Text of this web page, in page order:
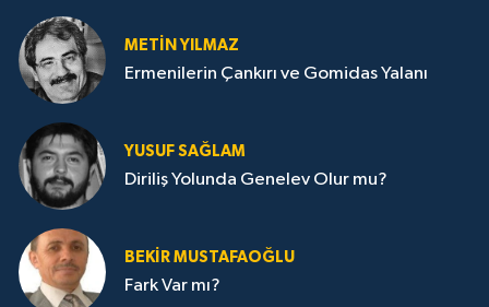
METIN YILMAZ
Ermenilerin Çankırı ve Gomidas Yalanı
YUSUF SAĞLAM
Diriliş Yolunda Genelev Olur mu?
BEKIR MUSTAFAOĞLU
Fark Var mı?